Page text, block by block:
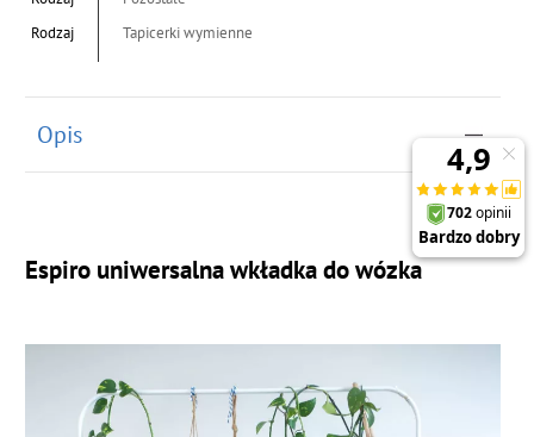
Rodzaj
Tapicerki wymienne
Opis
Espiro uniwersalna wkładka do wózka